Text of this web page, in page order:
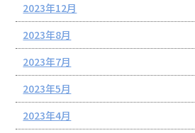
2023年12月
2023年8月
2023年7月
2023年5月
2023年4月